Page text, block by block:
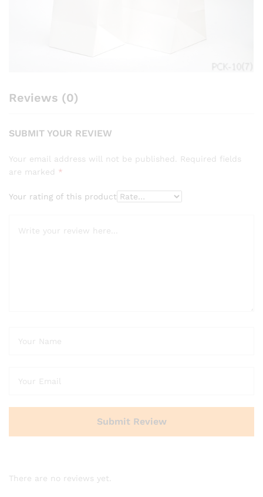
Reviews (0)
SUBMIT YOUR REVIEW
Your email address will not be published. Required fields
are marked *
Your rating of this product
There are no reviews yet.